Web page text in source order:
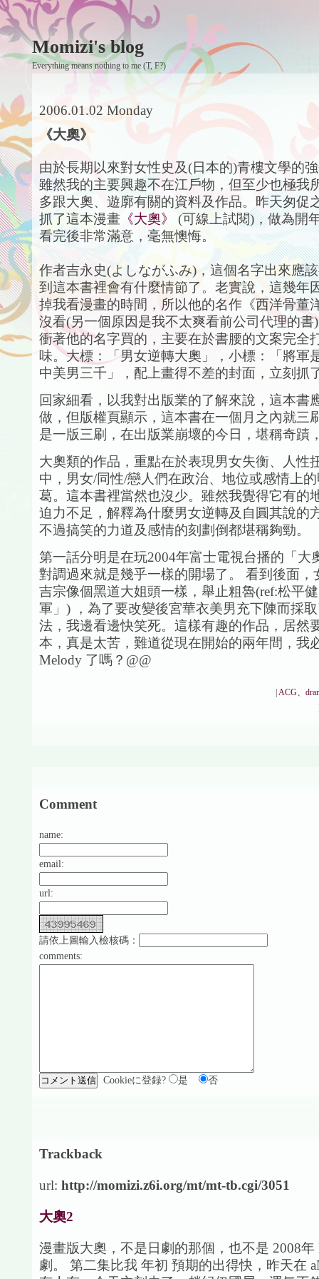
Momizi's blog
Everything means nothing to me (T, F?)
2006.01.02 Monday
《大奧》
由於長期以來對女性史及(日本的)青樓文學的
雖然我的主要興趣不在江戶物，但至少也極我
多跟大奧、遊廓有關的資料及作品。昨天匆促
抓了這本漫畫 《大奧》
(可線上試閱)，做為開
看完後非常滿意，毫無懊悔。
作者吉永史(よしながふみ)，這個名字出來應
到這本書裡會有什麼情節了。老實說，這幾年
掉我看漫畫的時間，所以他的名作《西洋骨董
沒看(另一個原因是我不太爽看前公司代理的書
衝著他的名字買的，主要在於書腰的文案完全
味。大標：「男女逆轉大奧」，小標：「將軍
中美男三千」，配上畫得不差的封面，立刻抓
回家細看，以我對出版業的了解來說，這本書
做，但版權頁顯示，這本書在一個月之內就三
是一版三刷，在出版業崩壞的今日，堪稱奇蹟
大奧類的作品，重點在於表現男女失衡、人性
中，男女/同性/戀人們在政治、地位或感情上
葛。這本書裡當然也沒少。雖然我覺得它有的
迫力不足，解釋為什麼男女逆轉及自圓其說的
不過搞笑的力道及感情的刻劃倒都堪稱夠勁。
第一話分明是在玩2004年富士電視台播的「大
對調過來就是幾乎一樣的開場了。 看到後面，
吉宗像個黑道大姐頭一樣，舉止粗魯(ref:松平
軍」) ，為了要改變後宮華衣美男充下陳而採
法，我邊看邊快笑死。這樣有趣的作品，居然
本，真是太苦，難道從現在開始的兩年間，我
Melody 了嗎？@@
|ACG、
Comment
name:
email:
url:
請依上圖輸入檢核碼：
comments:
Cookieに登録? 是 否
Trackback
url: http://momizi.z6i.org/mt/mt-tb.cgi/3051
大奧2
漫畫版大奧，不是日劇的那個，也不是 2008
劇。 第二集比我 年初 預期的出得快，昨天在